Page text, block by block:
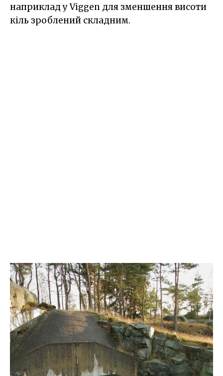
наприклад у Viggen для зменшення висоти
кіль зроблений складним.